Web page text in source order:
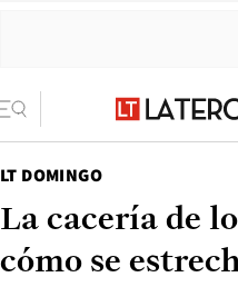
LT DOMINGO
La cacería de
cómo se